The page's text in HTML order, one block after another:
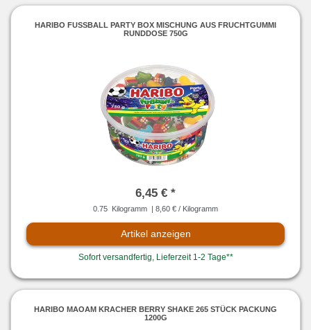
HARIBO FUSSBALL PARTY BOX MISCHUNG AUS FRUCHTGUMMI R
UNDDOSE 750G
6,45 € *
0.75 Kilogramm | 8,60 € / Kilogramm
Artikel anzeigen
Sofort versandfertig, Lieferzeit 1-2 Tage**
HARIBO MAOAM KRACHER BERRY SHAKE 265 STÜCK PACKUNG
1200G